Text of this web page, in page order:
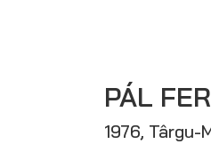
PÁL
1976, Târgu-